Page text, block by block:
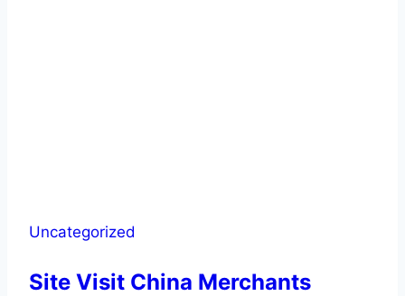
Uncategorized
Site Visit China Merchants